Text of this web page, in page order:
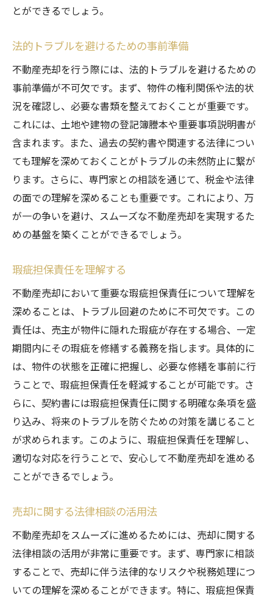
とができるでしょう。
法的トラブルを避けるための事前準備
不動産売却を行う際には、法的トラブルを避けるための
事前準備が不可欠です。まず、物件の権利関係や法的状
況を確認し、必要な書類を整えておくことが重要です。
これには、土地や建物の登記簿謄本や重要事項説明書が
含まれます。また、過去の契約書や関連する法律につい
ても理解を深めておくことがトラブルの未然防止に繋が
ります。さらに、専門家との相談を通じて、税金や法律
の面での理解を深めることも重要です。これにより、万
が一の争いを避け、スムーズな不動産売却を実現するた
めの基盤を築くことができるでしょう。
瑕疵担保責任を理解する
不動産売却において重要な瑕疵担保責任について理解を
深めることは、トラブル回避のために不可欠です。この
責任は、売主が物件に隠れた瑕疵が存在する場合、一定
期間内にその瑕疵を修繕する義務を指します。具体的に
は、物件の状態を正確に把握し、必要な修繕を事前に行
うことで、瑕疵担保責任を軽減することが可能です。さ
らに、契約書には瑕疵担保責任に関する明確な条項を盛
り込み、将来のトラブルを防ぐための対策を講じること
が求められます。このように、瑕疵担保責任を理解し、
適切な対応を行うことで、安心して不動産売却を進める
ことができるでしょう。
売却に関する法律相談の活用法
不動産売却をスムーズに進めるためには、売却に関する
法律相談の活用が非常に重要です。まず、専門家に相談
することで、売却に伴う法律的なリスクや税務処理につ
いての理解を深めることができます。特に、瑕疵担保責